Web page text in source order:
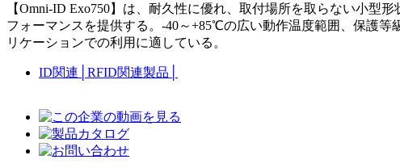
【Omni-ID Exo750】は、耐久性に優れ、取付場所を取らない小
フォーマンスを提供する。-40～+85℃の広い動作温度範囲、保護
リケーションでの利用に適している。
ID関連 RFID関連製品